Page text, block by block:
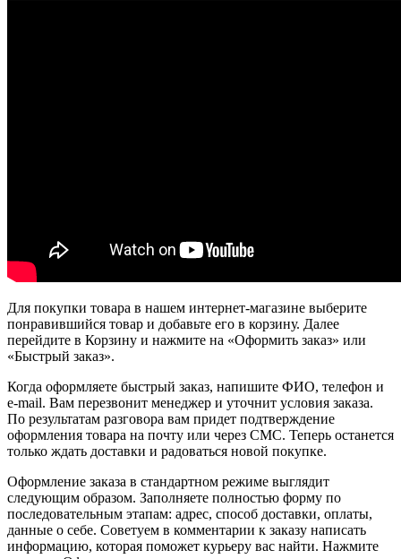
Для покупки товара в нашем интернет-магазине выберите
понравившийся товар и добавьте его в корзину. Далее
перейдите в Корзину и нажмите на «Оформить заказ» или
«Быстрый заказ».
Когда оформляете быстрый заказ, напишите ФИО, телефон и
e-mail. Вам перезвонит менеджер и уточнит условия заказа.
По результатам разговора вам придет подтверждение
оформления товара на почту или через СМС. Теперь останется
только ждать доставки и радоваться новой покупке.
Оформление заказа в стандартном режиме выглядит
следующим образом. Заполняете полностью форму по
последовательным этапам: адрес, способ доставки, оплаты,
данные о себе. Советуем в комментарии к заказу написать
информацию, которая поможет курьеру вас найти. Нажмите